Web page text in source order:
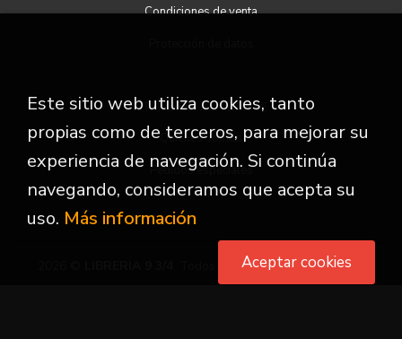
Condiciones de venta
ATENCIÓN AL CLIENTE
Quiénes somos
Pedidos especiales
. Todos los Derechos Reservados
Este sitio web utiliza cookies, tanto
propias como de terceros, para mejorar su
experiencia de navegación. Si continúa
navegando, consideramos que acepta su
uso. Más información
Aceptar cookies